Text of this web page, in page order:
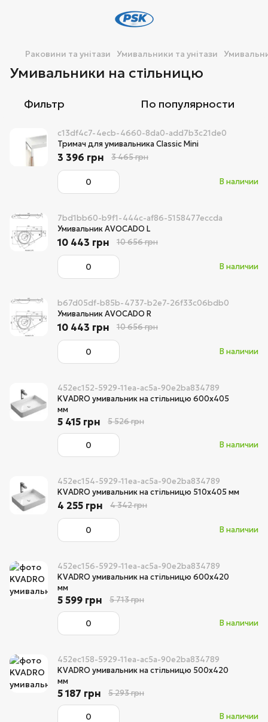
Раковини та унітази Умивальники та унітази
Умивальники на стільницю
Фильтр По популярности
c13df4c7-4ecb-4660-8da0-add7b3c21de0
Тримач для умивальника Classic Mini
В наличии
3 396 грн 3 465 грн
7bd1bb60-b9f1-444c-af86-5158477eccda
Умивальник AVOCADO L
В наличии
10 443 грн 10 656 грн
b67d05df-b85b-4737-b2e7-26f33c06bdb0
Умивальник AVOCADO R
В наличии
10 443 грн 10 656 грн
452ec152-5929-11ea-ac5a-90e2ba834789
KVADRO умивальник на стільницю 600х405
мм
В наличии
5 415 грн 5 526 грн
452ec154-5929-11ea-ac5a-90e2ba834789
KVADRO умивальник на стільницю 510х405 мм
В наличии
4 255 грн 4 342 грн
452ec156-5929-11ea-ac5a-90e2ba834789
KVADRO умивальник на стільницю 600х420
мм
В наличии
5 599 грн 5 713 грн
452ec158-5929-11ea-ac5a-90e2ba834789
KVADRO умивальник на стільницю 500х420
мм
В наличии
5 187 грн 5 293 грн